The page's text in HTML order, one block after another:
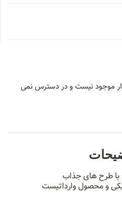
موجود نیست و در دسترس نمی
طرح های جذاب
و محصول وارداتیست